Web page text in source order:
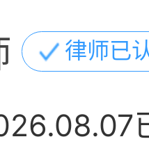
律师已